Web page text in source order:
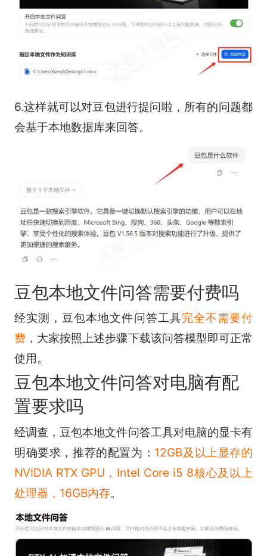
6.这样就可以对豆包进行提问啦，所有的问题都
会基于本地数据库来回答。
豆包本地文件问答需要付费吗
经实测，豆包本地文件问答工具完全不需要付
费 ，大家按照上述步骤下载该问答模型即可正常
使用。
豆包本地文件问答对电脑有配
置要求吗
经调查，豆包本地文件问答工具对电脑的显卡有
明确要求，推荐的配置为： 12GB及以上显存的
NVIDIA RTX GPU，Intel Core i5 8核心及以上
处理器，16GB内存。